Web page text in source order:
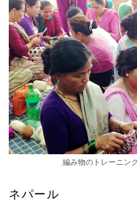
編み物のトレーニン
ネパール